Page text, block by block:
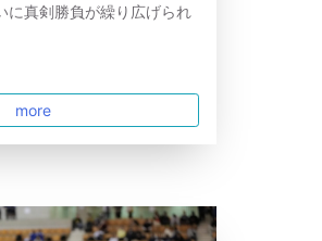
に真剣勝負が繰り広げられ
more